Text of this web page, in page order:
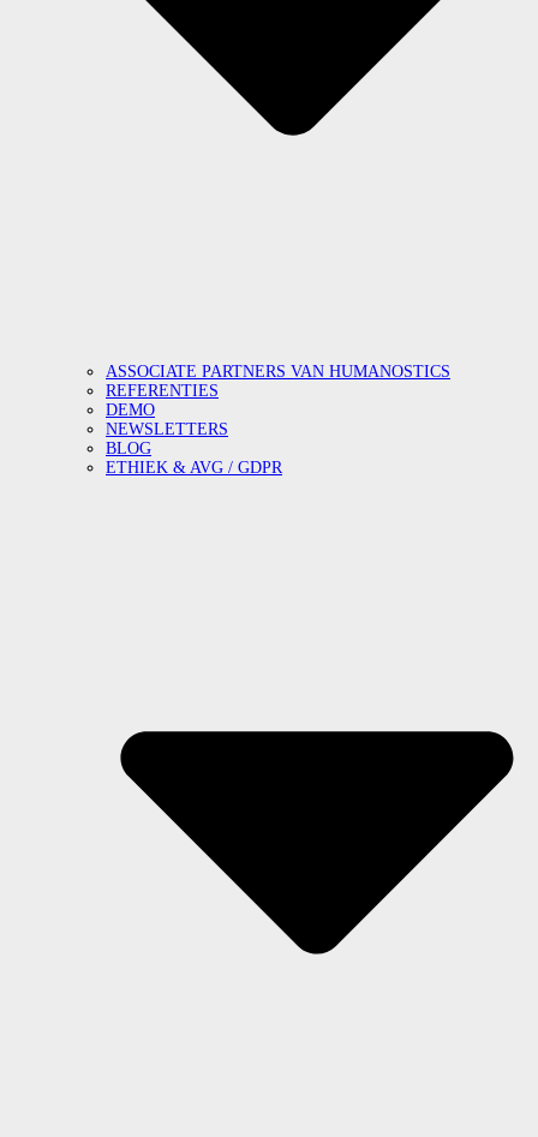
ASSOCIATE PARTNERS VAN HUMANOSTICS
REFERENTIES
DEMO
NEWSLETTERS
BLOG
ETHIEK & AVG / GDPR